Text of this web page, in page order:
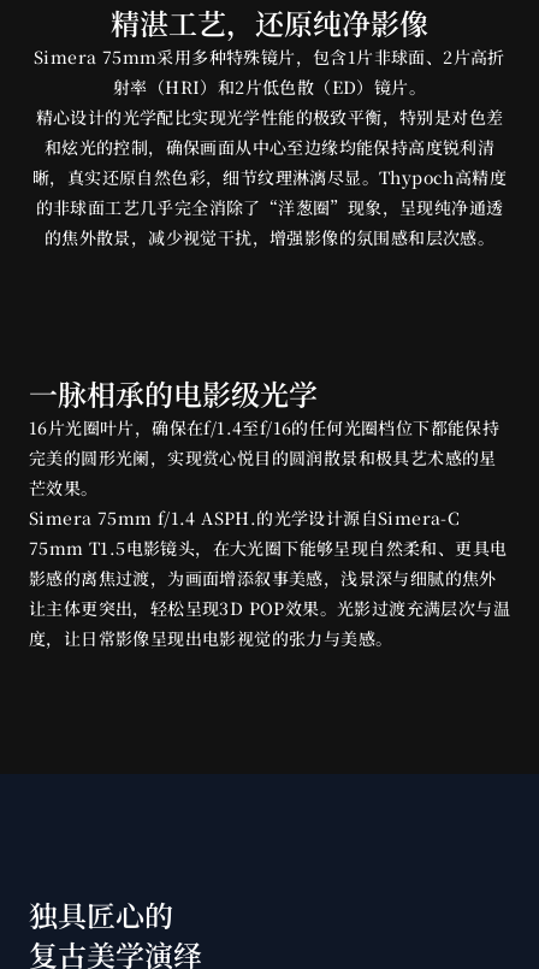
Simera 75mm
@Jonas Dyhr Rask
精湛工艺，还原纯净影像
Simera 75mm采用多种特殊镜片，包含1片非球面、2片高折
射率（HRI）和2片低色散（ED）镜片。
精心设计的光学配比实现光学性能的极致平衡，特别是对色差
和炫光的控制，确保画面从中心至边缘均能保持高度锐利清
晰，真实还原自然色彩，细节纹理淋漓尽显。Thypoch高精度
的非球面工艺几乎完全消除了“洋葱圈”现象，呈现纯净通透
的焦外散景，减少视觉干扰，增强影像的氛围感和层次感。
一脉相承的电影级光学
16片光圈叶片，确保在f/1.4至f/16的任何光圈档位下都能保持
完美的圆形光阑，实现赏心悦目的圆润散景和极具艺术感的星
芒效果。
Simera 75mm f/1.4 ASPH.的光学设计源自Simera-C
75mm T1.5电影镜头，在大光圈下能够呈现自然柔和、更具电
影感的离焦过渡，为画面增添叙事美感，浅景深与细腻的焦外
让主体更突出，轻松呈现3D POP效果。光影过渡充满层次与温
度，让日常影像呈现出电影视觉的张力与美感。
独具匠心的
复古美学演绎